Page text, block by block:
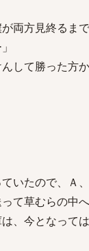
両方見終るま
して勝った方
いたので、Ａ
て草むらの中へ
、今となって